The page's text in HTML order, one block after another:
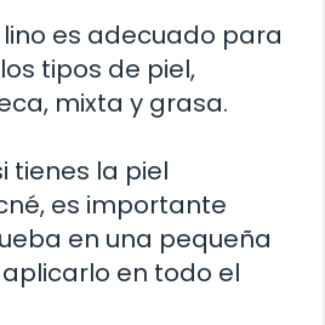
es adecuado para
tipos de piel,
mixta y grasa.
tienes la piel
es importante
en una pequeña
en todo el